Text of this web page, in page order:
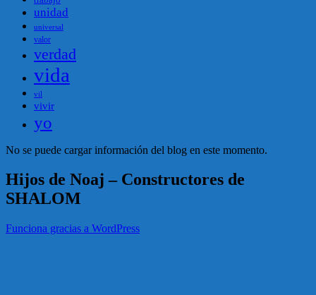
unidad
universal
valor
verdad
vida
vil
vivir
yo
No se puede cargar información del blog en este momento.
Hijos de Noaj – Constructores de
SHALOM
Funciona gracias a WordPress